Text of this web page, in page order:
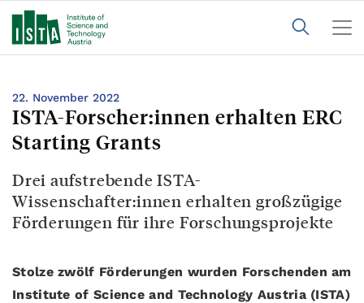
22. November 2022
ISTA-Forscher:innen erhalten ERC
Starting Grants
Drei aufstrebende ISTA-
Wissenschafter:innen erhalten großzügige
Förderungen für ihre Forschungsprojekte
Stolze zwölf Förderungen wurden Forschenden am
Institute of Science and Technology Austria (ISTA)